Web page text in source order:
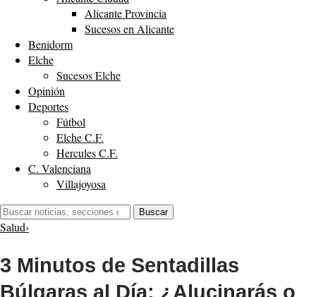
Alicante Provincia
Sucesos en Alicante
Benidorm
Elche
Sucesos Elche
Opinión
Deportes
Fútbol
Elche C.F.
Hercules C.F.
C. Valenciana
Villajoyosa
Buscar:
Buscar
Salud›
3 Minutos de Sentadillas
Búlgaras al Día: ¿Alucinarás o